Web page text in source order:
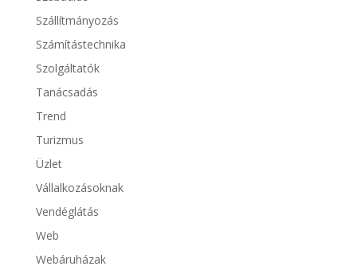
Szállítmányozás
Számítástechnika
Szolgáltatók
Tanácsadás
Trend
Turizmus
Üzlet
Vállalkozásoknak
Vendéglátás
Web
Webáruházak